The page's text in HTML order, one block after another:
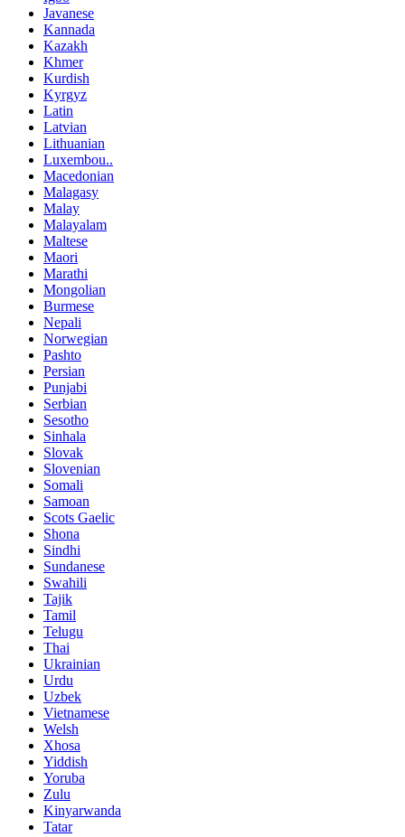
Javanese
Kannada
Kazakh
Khmer
Kurdish
Kyrgyz
Latin
Latvian
Lithuanian
Luxembou..
Macedonian
Malagasy
Malay
Malayalam
Maltese
Maori
Marathi
Mongolian
Burmese
Nepali
Norwegian
Pashto
Persian
Punjabi
Serbian
Sesotho
Sinhala
Slovak
Slovenian
Somali
Samoan
Scots Gaelic
Shona
Sindhi
Sundanese
Swahili
Tajik
Tamil
Telugu
Thai
Ukrainian
Urdu
Uzbek
Vietnamese
Welsh
Xhosa
Yiddish
Yoruba
Zulu
Kinyarwanda
Tatar